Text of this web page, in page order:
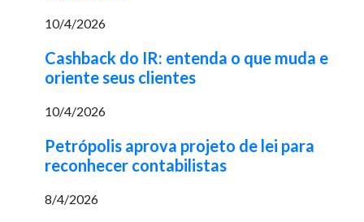
10/4/2026
Cashback do IR: entenda o que muda e
oriente seus clientes
10/4/2026
Petrópolis aprova projeto de lei para
reconhecer contabilistas
8/4/2026